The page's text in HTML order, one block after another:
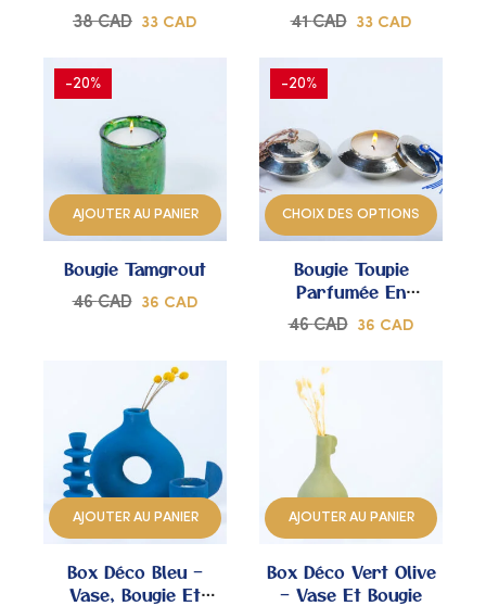
DE
Modèle Unique
38CAD 33 CAD DE
Maillechort Avec
41CAD 33 CAD
-20%
AJOUTER AU PANIER
MES
COUPS
Bougie Tamgrout
46CAD 36 CAD
-20%
CHOIX DES OPTIONS
AJOUTER
MES
COUPS
DE
Bougie Toupie
Parfumée En
Maillechort Avec
46CAD 36 CAD
AJOUTER AU PANIER
AJOUTER
MES
COUPS
Box Déco Bleu –
Vase, Bougie Et
AJOUTER AU PANIER
COUPS
Box Déco Vert Olive
– Vase Et Bougie